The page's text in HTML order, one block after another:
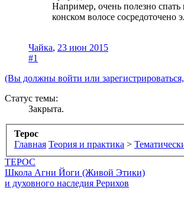
Например, очень полезно
конском волосе сосредоточено
Чайка, 23 июн 2015
#1
(Вы должны войти или
Статус темы:
Закрыта.
Терос
Главная Теория и практика >
ТЕРОС
Школа Агни Йоги (Живой Этики)
и духовного наследия Рерихов